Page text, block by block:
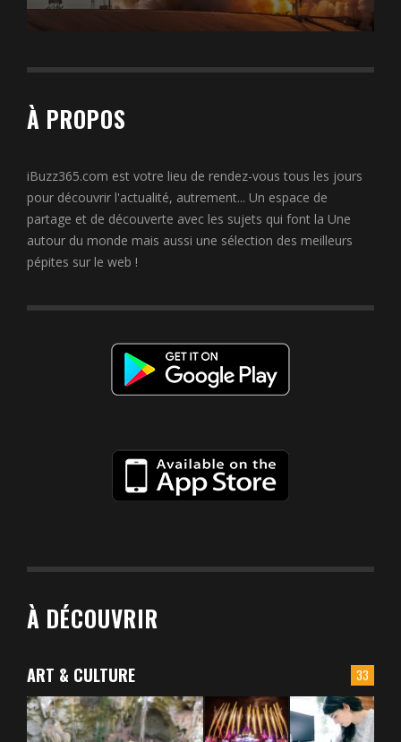
À PROPOS
iBuzz365.com est votre lieu de rendez-vous tous les jours
pour découvrir l'actualité, autrement... Un espace de
partage et de découverte avec les sujets qui font la Une
autour du monde mais aussi une sélection des meilleurs
pépites sur le web !
À DÉCOUVRIR
33
ART & CULTURE